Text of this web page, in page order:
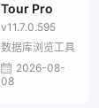
Tour Pro
v11.7.0.595
数据库浏览工具
2026-08-
08